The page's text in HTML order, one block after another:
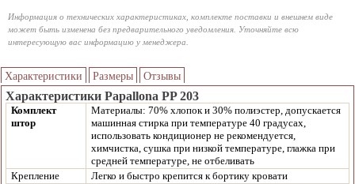
Информация о технических характеристиках, комплекте поставки и внешнем виде
может быть изменена без предварительного уведомления. Уточняйте всю
интересующую вас информацию у менеджера.
Характеристики Размеры Отзывы
Характеристики Papallona PP 203
Комплект
штор
Материалы: 70% хлопок и 30% полиэстер, допускается
машинная стирка при температуре 40 градусах,
использовать кондиционер не рекомендуется,
химчистка, сушка при низкой температуре, глажка при
средней температуре, не отбеливать
Крепление
Легко и быстро крепится к бортику кровати